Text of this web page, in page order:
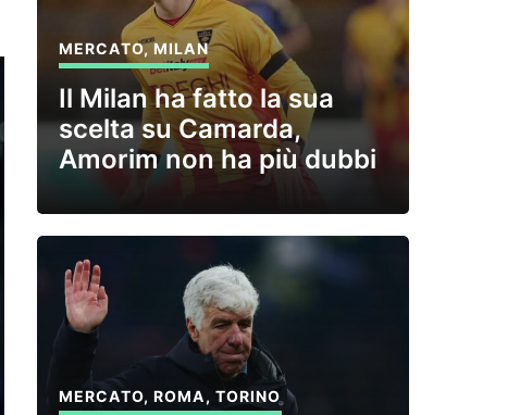
MERCATO,MILAN
Il Milan ha fatto la sua
scelta su Camarda,
Amorim non ha più dubbi
MERCATO,ROMA, TORINO